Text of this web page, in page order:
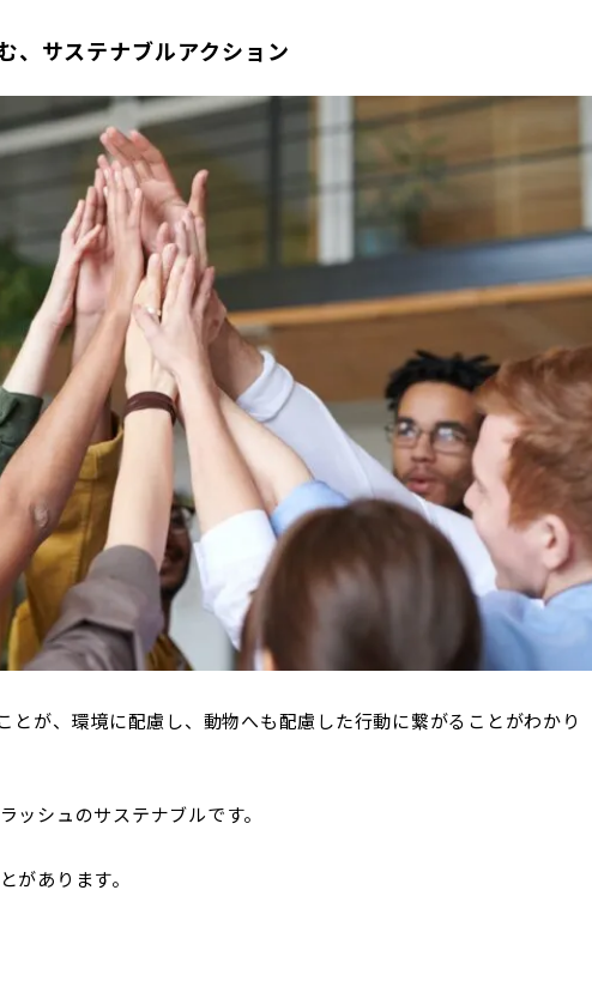
、サステナブルアクション
とが、環境に配慮し、動物へも配慮した行動に繋がることがわかり
ッシュのサステナブルです。
があります。